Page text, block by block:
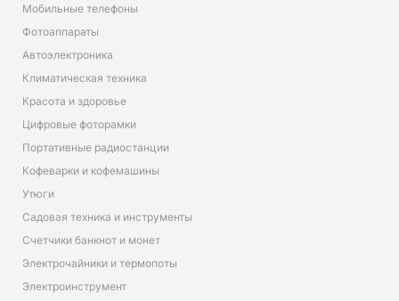
Мобильные телефоны
Фотоаппараты
Автоэлектроника
Климатическая техника
Красота и здоровье
Цифровые фоторамки
Портативные радиостанции
Кофеварки и кофемашины
Утюги
Садовая техника и инструменты
Счетчики банкнот и монет
Электрочайники и термопоты
Электроинструмент